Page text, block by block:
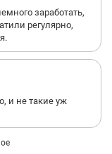
заработать,
регулярно,
и не такие уж